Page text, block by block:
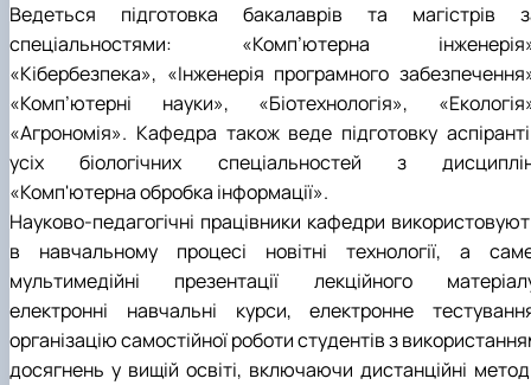
Ведеться підготовка бакалаврів та магістрів
спеціальностями: «Комп’ютерна
«Кібербезпека», «Інженерія програмного
«Комп’ютерні науки», «Біотехнологія»,
«Агрономія». Кафедра також веде підготовку
усіх біологічних спеціальностей з
«Комп'ютерна обробка інформації».
Науково-педагогічні працівники кафедри
в навчальному процесі новітні технології, а
мультимедійні презентації лекційного
електронні навчальні курси, електронне
організацію самостійної роботи студентів з
досягнень у вищій освіті, включаючи дистанційні